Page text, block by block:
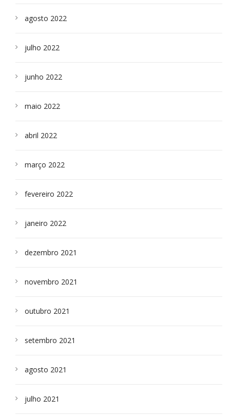
agosto 2022
julho 2022
junho 2022
maio 2022
abril 2022
março 2022
fevereiro 2022
janeiro 2022
dezembro 2021
novembro 2021
outubro 2021
setembro 2021
agosto 2021
julho 2021